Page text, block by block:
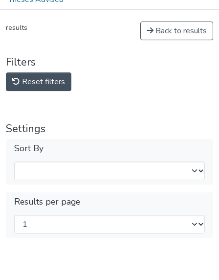
results Back to results
Filters
Reset filters
Settings
Sort By
Results per page